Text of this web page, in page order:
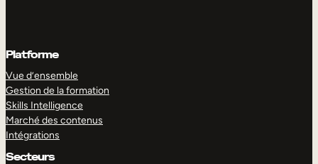
Platforme
Vue d’ensemble
Gestion de la formation
Skills Intelligence
Marché des contenus
Intégrations
Secteurs